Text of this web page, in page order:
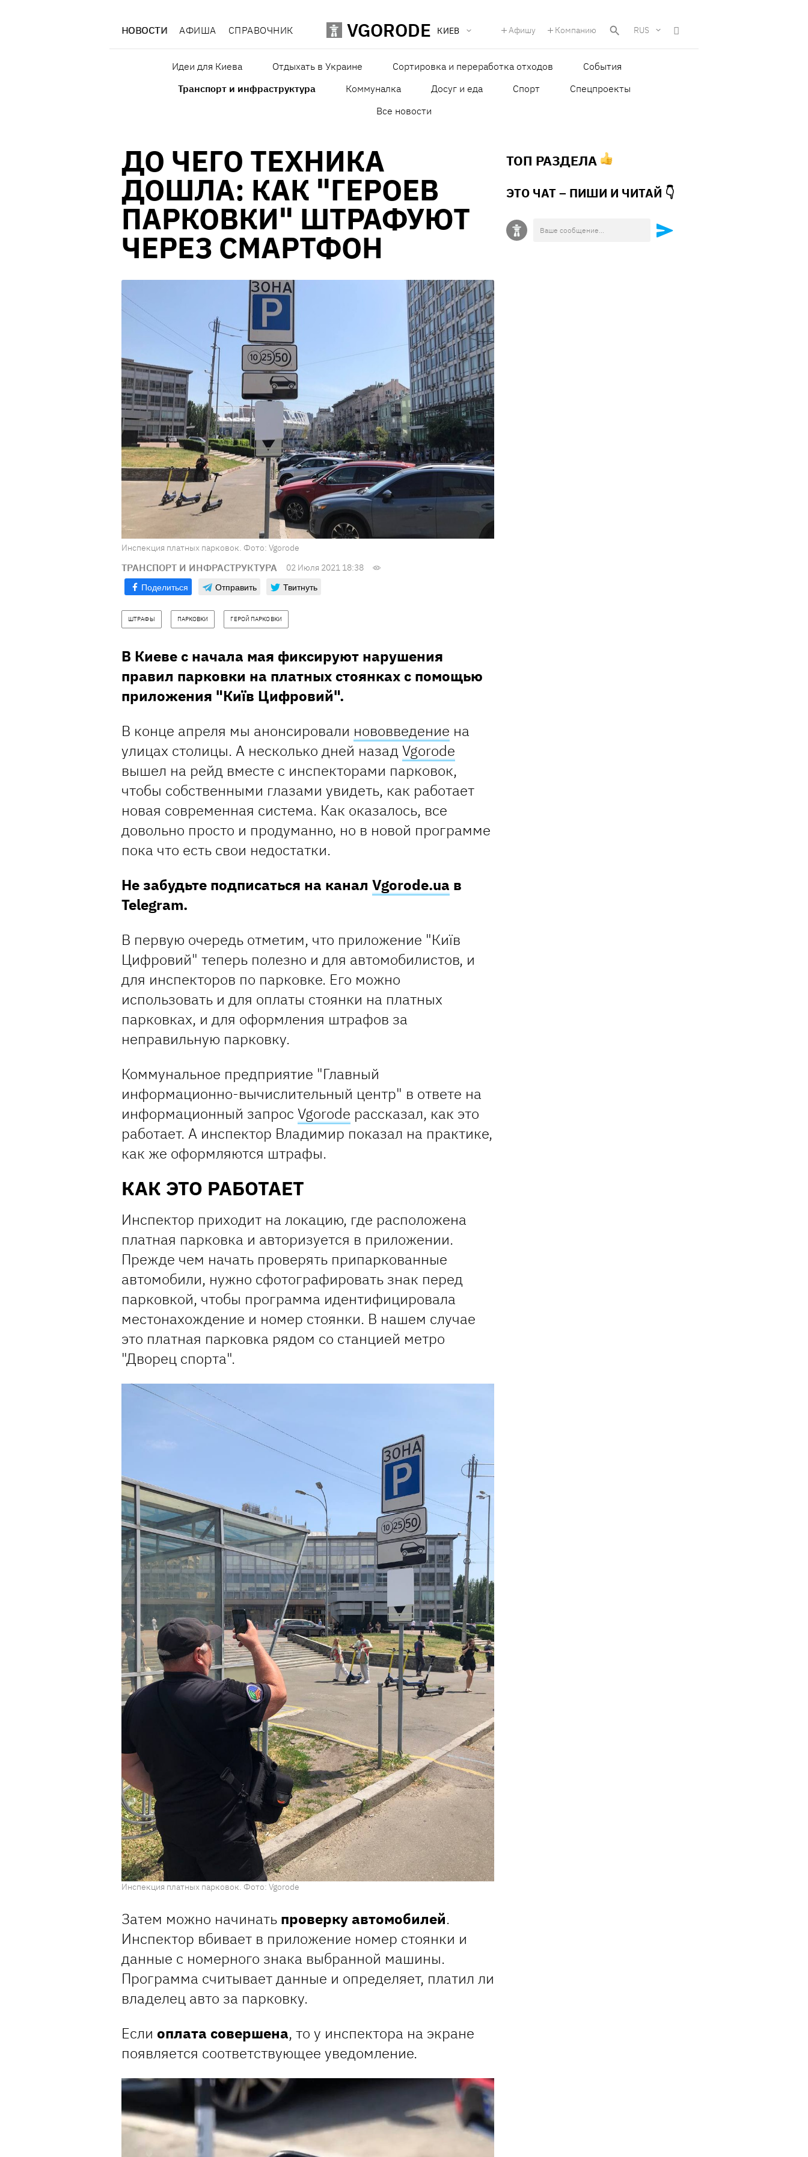
НОВОСТИ АФИША СПРАВОЧНИК VGORODE КИЕВ Афишу Компанию RUS
Идеи для Киева Отдыхать в Украине Сортировка и переработка отходов
События
Транспорт и инфраструктура
Коммуналка Досуг и еда Спорт
Спецпроекты
Все новости
ДО ЧЕГО ТЕХНИКА
ДОШЛА: КАК "ГЕРОЕВ
ПАРКОВКИ" ШТРАФУЮТ
ЧЕРЕЗ СМАРТФОН
Инспекция платных парковок. Фото: Vgorode
ТРАНСПОРТ И ИНФРАСТРУКТУРА 02 Июля 2021 18:38
Поделиться Отправить Твитнуть
ШТРАФЫ ПАРКОВКИ ГЕРОЙ ПАРКОВКИ
В Киеве c начала мая фиксируют нарушения
правил парковки на платных стоянках с помощью
приложения "Київ Цифровий".
В конце апреля мы анонсировали нововведение на
улицах столицы. А несколько дней назад Vgorode
вышел на рейд вместе с инспекторами парковок,
чтобы собственными глазами увидеть, как работает
новая современная система. Как оказалось, все
довольно просто и продуманно, но в новой программе
пока что есть свои недостатки.
Не забудьте подписаться на канал Vgorode.ua в
Telegram.
В первую очередь отметим, что приложение "Київ
Цифровий" теперь полезно и для автомобилистов, и
для инспекторов по парковке. Его можно
использовать и для оплаты стоянки на платных
парковках, и для оформления штрафов за
неправильную парковку.
Коммунальное предприятие "Главный
информационно-вычислительный центр" в ответе на
информационный запрос Vgorode рассказал, как это
работает. А инспектор Владимир показал на практике,
как же оформляются штрафы.
КАК ЭТО РАБОТАЕТ
Инспектор приходит на локацию, где расположена
платная парковка и авторизуется в приложении.
Прежде чем начать проверять припаркованные
автомобили, нужно сфотографировать знак перед
парковкой, чтобы программа идентифицировала
местонахождение и номер стоянки. В нашем случае
это платная парковка рядом со станцией метро
"Дворец спорта".
Инспекция платных парковок. Фото: Vgorode
Затем можно начинать проверку автомобилей.
Инспектор вбивает в приложение номер стоянки и
данные с номерного знака выбранной машины.
Программа считывает данные и определяет, платил ли
владелец авто за парковку.
Если оплата совершена, то у инспектора на экране
появляется соответствующее уведомление.
ТОП РАЗДЕЛА
ЭТО ЧАТ – ПИШИ И ЧИТАЙ 👇